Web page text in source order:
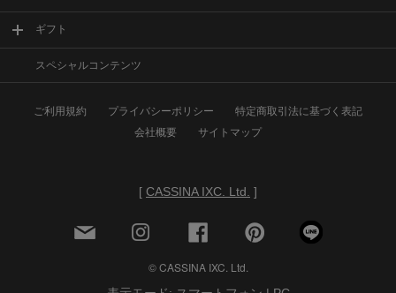
ギフト
スペシャルコンテンツ
ご利用規約 プライバシーポリシー
特定商取引法に基づく表記
会社概要
サイトマップ
[ CASSINA IXC. Ltd. ]
© CASSINA IXC. Ltd.